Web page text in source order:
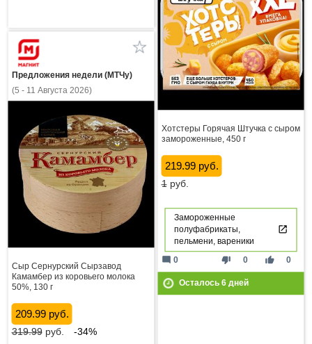
Хотстеры Горячая Штучка с сыром
замороженные, 450 г
219.99 руб.
1руб.
Замороженные
полуфабрикаты,
пельмени, вареники
thumb_down 0 thumb_up 0
mode_comment 0
Осталось 6дней
Предложения недели (МТЧу)
(5 - 11 Августа 2026)
Сыр Сернурский Сырзавод
Камамбер из коровьего молока
50%, 130 г
209.99 руб.
319.99руб. -34%